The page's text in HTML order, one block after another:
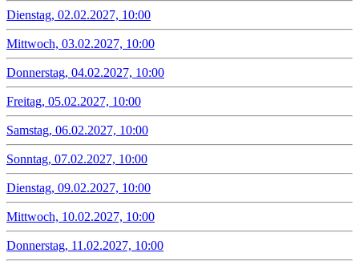
Dienstag, 02.02.2027, 10:00
Mittwoch, 03.02.2027, 10:00
Donnerstag, 04.02.2027, 10:00
Freitag, 05.02.2027, 10:00
Samstag, 06.02.2027, 10:00
Sonntag, 07.02.2027, 10:00
Dienstag, 09.02.2027, 10:00
Mittwoch, 10.02.2027, 10:00
Donnerstag, 11.02.2027, 10:00